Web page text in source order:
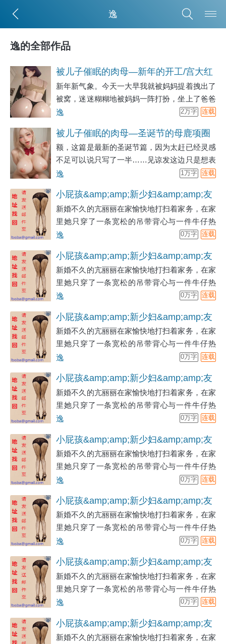
逸
逸的全部作品
被儿子催眠的肉母—新年的开工/宫大红
包
新年新气象。今天一大早我就被妈妈提着拽出了
被窝，迷迷糊糊地被妈妈一阵打扮，坐上了爸爸
的车去拜年。大姑小姑堂姐堂嫂大婶小婶…
逸 连载
2万字
被儿子催眠的肉母—圣诞节的母鹿项圈
额，这篇是最新的圣诞节篇，因为太赶已经灵感
不足可以说只写了一半……见谅发这边只是想表
达我是本人……而且不反对大家从其他地方搬运
&amp;#039;●))最近卡灵感写东西下不去笔了很
难受，正在到处看文
逸 连载
1万字
小屁孩&amp;amp;新少妇&amp;amp;友
人母&amp;amp;成熟
新婚不久的亢丽丽在家愉快地打扫着家务，在家
里她只穿了一条宽松的吊带背心与一件牛仔热
裤。想到今天万圣节，她还是准备了一些糖果。
逸 连载
0万字
小屁孩&amp;amp;新少妇&amp;amp;友
人母&amp;amp;成熟
新婚不久的亢丽丽在家愉快地打扫着家务，在家
里她只穿了一条宽松的吊带背心与一件牛仔热
裤。想到今天万圣节，她还是准备了一些糖果。
逸 连载
0万字
小屁孩&amp;amp;新少妇&amp;amp;友
人母&amp;amp;成熟
新婚不久的亢丽丽在家愉快地打扫着家务，在家
里她只穿了一条宽松的吊带背心与一件牛仔热
裤。想到今天万圣节，她还是准备了一些糖果。
逸 连载
0万字
小屁孩&amp;amp;新少妇&amp;amp;友
人母&amp;amp;成熟
新婚不久的亢丽丽在家愉快地打扫着家务，在家
里她只穿了一条宽松的吊带背心与一件牛仔热
裤。想到今天万圣节，她还是准备了一些糖果。
逸 连载
0万字
小屁孩&amp;amp;新少妇&amp;amp;友
人母&amp;amp;成熟
新婚不久的亢丽丽在家愉快地打扫着家务，在家
里她只穿了一条宽松的吊带背心与一件牛仔热
裤。想到今天万圣节，她还是准备了一些糖果。
逸 连载
0万字
小屁孩&amp;amp;新少妇&amp;amp;友
人母&amp;amp;成熟
新婚不久的亢丽丽在家愉快地打扫着家务，在家
里她只穿了一条宽松的吊带背心与一件牛仔热
裤。想到今天万圣节，她还是准备了一些糖果。
逸 连载
0万字
小屁孩&amp;amp;新少妇&amp;amp;友
人母&amp;amp;成熟
新婚不久的亢丽丽在家愉快地打扫着家务，在家
里她只穿了一条宽松的吊带背心与一件牛仔热
裤。想到今天万圣节，她还是准备了一些糖果。
逸 连载
0万字
小屁孩&amp;amp;新少妇&amp;amp;友
人母&amp;amp;成熟
新婚不久的亢丽丽在家愉快地打扫着家务，在家